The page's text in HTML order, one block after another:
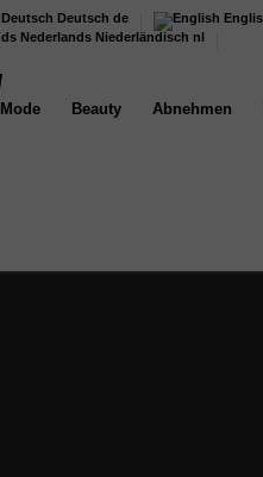
Deutsch Deutsch de
Nederlands Niederländisch nl
Mode Beauty Abnehmen